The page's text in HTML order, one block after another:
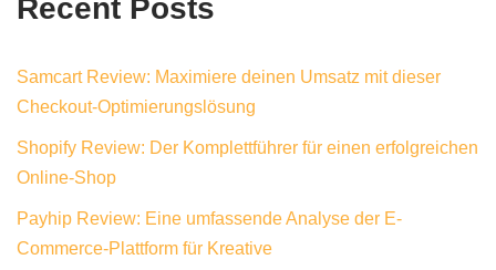
Recent Posts
Samcart Review: Maximiere deinen Umsatz mit dieser
Checkout-Optimierungslösung
Shopify Review: Der Komplettführer für einen erfolgreichen
Online-Shop
Payhip Review: Eine umfassende Analyse der E-
Commerce-Plattform für Kreative